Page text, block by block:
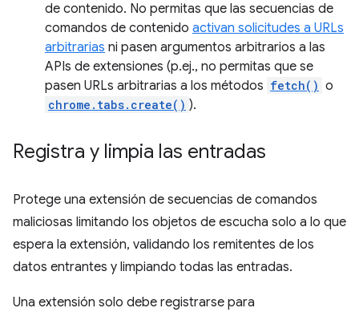
de contenido. No permitas que las secuencias de
comandos de contenido activan solicitudes a URLs
arbitrarias ni pasen argumentos arbitrarios a las
APIs de extensiones (p.ej., no permitas que se
pasen URLs arbitrarias a los métodos fetch() o
chrome.tabs.create() ).
Registra y limpia las entradas
Protege una extensión de secuencias de comandos
maliciosas limitando los objetos de escucha solo a lo que
espera la extensión, validando los remitentes de los
datos entrantes y limpiando todas las entradas.
Una extensión solo debe registrarse para